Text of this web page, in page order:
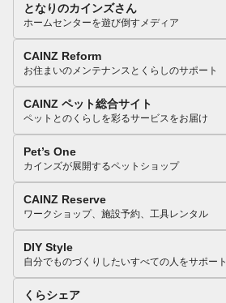
となりのカインズさん
ホームセンターを遊び倒すメディア
CAINZ Reform
お住まいのメンテナンスとくらしのサポート
CAINZ ペット総合サイト
ペットとのくらしを彩るサービスをお届け
Pet’s One
カインズが展開するペットショップ
CAINZ Reserve
ワークショップ、施設予約、工具レンタル
DIY Style
自分でものづくりしたいすべての人をサポート
くらシェア